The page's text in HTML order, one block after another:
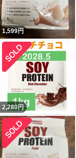
1,599円
2,280円